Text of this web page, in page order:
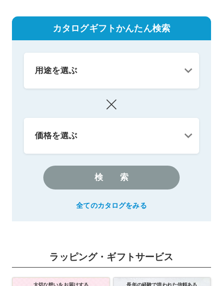
カタログギフトかんたん検索
検索
全てのカタログをみる
ラッピング・ギフトサービス
大切な想いをお届けする
長年の経験で培われた信頼ある